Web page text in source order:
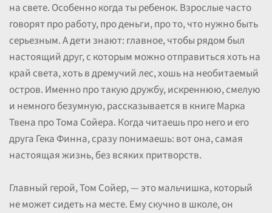
на свете. Особенно когда ты ребенок. Взрослые часто
говорят про работу, про деньги, про то, что нужно быть
серьезным. А дети знают: главное, чтобы рядом был
настоящий друг, с которым можно отправиться хоть на
край света, хоть в дремучий лес, хошь на необитаемый
остров. Именно про такую дружбу, искреннюю, смелую
и немного безумную, рассказывается в книге Марка
Твена про Тома Сойера. Когда читаешь про него и его
друга Гека Финна, сразу понимаешь: вот она, самая
настоящая жизнь, без всяких притворств.
Главный герой, Том Сойер, — это мальчишка, который
не может сидеть на месте. Ему скучно в школе, он